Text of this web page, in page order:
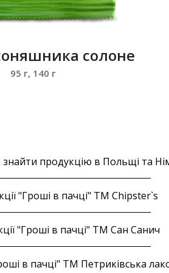
солоне
95 г, 140 г
продукцію в Польщі та
"Гроші в пачці" ТМ Chipster`s
"Гроші в пачці" ТМ Сан Санич
в пачці" ТМ Петриківська